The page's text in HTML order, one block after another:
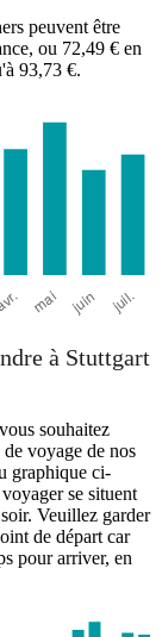
peuvent être
ou 72,49 € en
93,73 €.
à Stuttgart
souhaitez
voyage de nos
graphique ci-
se situent
Veuillez garder
de départ car
pour arriver, en